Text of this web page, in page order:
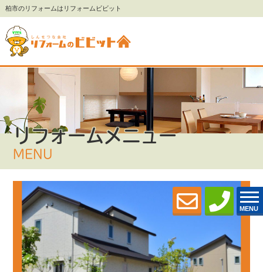
柏市のリフォームはリフォームビビット
MENU
リフォームメニュー
MENU